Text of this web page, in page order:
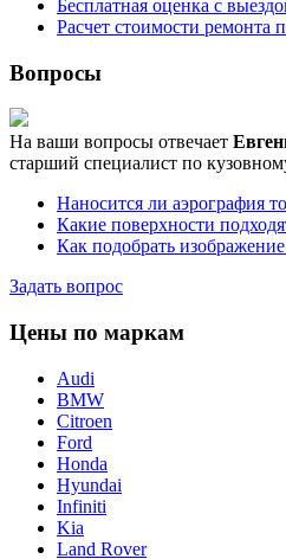
Бесплатная оценка с
Расчет стоимости ремонта
Вопросы
На ваши вопросы отвечает
старший специалист по
Наносится ли аэрография
Какие поверхности
Как подобрать
Задать вопрос
Цены по маркам
Audi
BMW
Citroen
Ford
Honda
Hyundai
Infiniti
Kia
Land Rover